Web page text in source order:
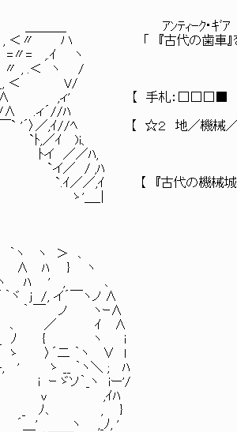
_ ｱﾝﾃｨｰｸ･ｷﾞｱ
『古代の歯車』を召
,.ｲ ヽ
ヽ /
＜ V/
【 手札：□□□■
´//ﾊ
//ﾍ 【 ☆２ 地／機械／効果 ◇
)i、
／ﾊ,
/ ,ﾊ
『古代の機械城』
_|
ヽ ＞ ､
} ヽ
ヽ ﾊ ' , ､
j /, イ´￣ヽノ ∧
￣ ノ ヽｰ∧
／ ｲ ∧
{ ヽ i
〉´二 ｀ヽ ∨ l
' ゝ __ ｀ヽ＼ ; ﾊ
i ｰ ゞソ｀_ヽ iー'/
ヽ{ v ,ｲﾊ
ﾉ､ , }
' ヽ ,_ﾉ, '